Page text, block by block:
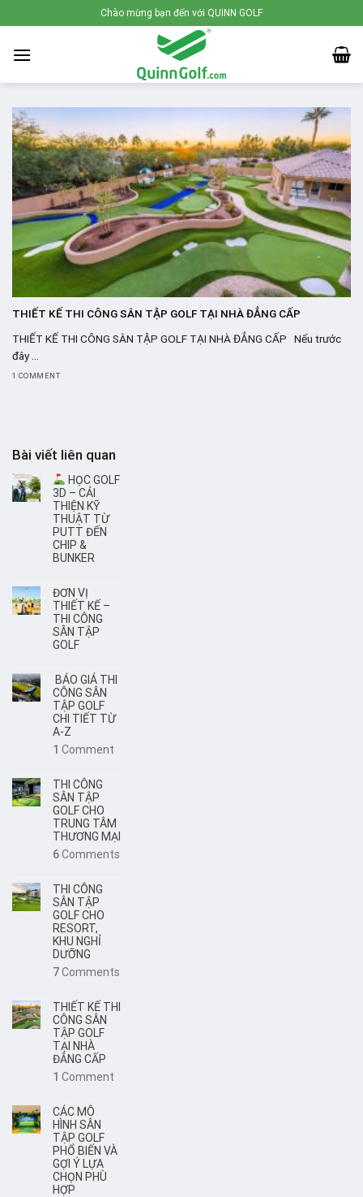
to
content
Chào mừng bạn đến với QUINN GOLF
THIẾT KẾ THI CÔNG SÂN TẬP GOLF TẠI NHÀ ĐẲNG CẤP
THIẾT KẾ THI CÔNG SÂN TẬP GOLF TẠI NHÀ ĐẲNG CẤP Nếu trước
đây ...
1 COMMENT
Bài viết liên quan
HỌC GOLF
3D – CẢI
THIỆN KỸ
THUẬT TỪ
PUTT ĐẾN
CHIP &
BUNKER
ĐƠN VỊ
THIẾT KẾ –
THI CÔNG
SÂN TẬP
GOLF
BÁO GIÁ THI
CÔNG SÂN
TẬP GOLF
CHI TIẾT TỪ
A-Z
1 Comment
THI CÔNG
SÂN TẬP
GOLF CHO
TRUNG TÂM
THƯƠNG MẠI
6Comments
THI CÔNG
SÂN TẬP
GOLF CHO
RESORT,
KHU NGHỈ
DƯỠNG
7Comments
THIẾT KẾ THI
CÔNG SÂN
TẬP GOLF
TẠI NHÀ
ĐẲNG CẤP
1 Comment
CÁC MÔ
HÌNH SÂN
TẬP GOLF
PHỔ BIẾN VÀ
GỢI Ý LỰA
CHỌN PHÙ
HỢP